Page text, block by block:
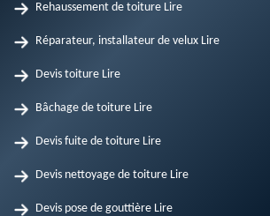
Rehaussement de toiture Lire
Réparateur, installateur de velux Lire
Devis toiture Lire
Bâchage de toiture Lire
Devis fuite de toiture Lire
Devis nettoyage de toiture Lire
Devis pose de gouttière Lire